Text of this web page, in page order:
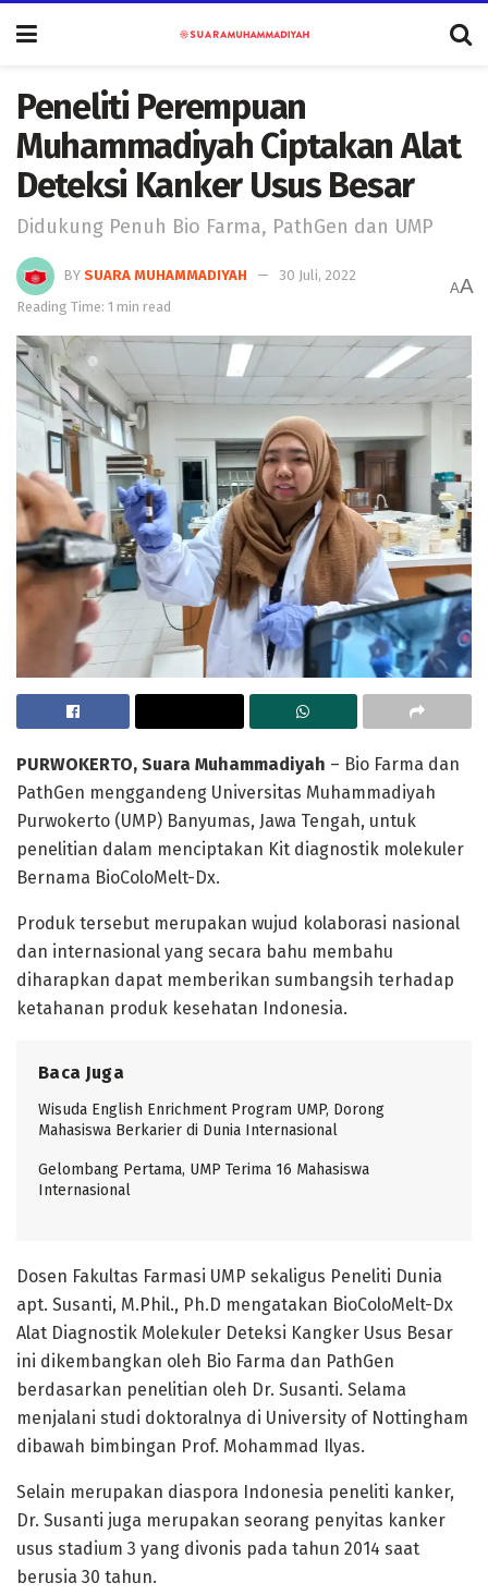
Peneliti Perempuan
Muhammadiyah Ciptakan Alat
Deteksi Kanker Usus Besar
Didukung Penuh Bio Farma, PathGen dan UMP
BY SUARA MUHAMMADIYAH
30 Juli, 2022
Reading Time: 1 min read
AA
PURWOKERTO, Suara Muhammadiyah – Bio Farma dan
PathGen menggandeng Universitas Muhammadiyah
Purwokerto (UMP) Banyumas, Jawa Tengah, untuk
penelitian dalam menciptakan Kit diagnostik molekuler
Bernama BioColoMelt-Dx.
Produk tersebut merupakan wujud kolaborasi nasional
dan internasional yang secara bahu membahu
diharapkan dapat memberikan sumbangsih terhadap
ketahanan produk kesehatan Indonesia.
Baca Juga
Wisuda English Enrichment Program UMP, Dorong
Mahasiswa Berkarier di Dunia Internasional
Gelombang Pertama, UMP Terima 16 Mahasiswa
Internasional
Dosen Fakultas Farmasi UMP sekaligus Peneliti Dunia
apt. Susanti, M.Phil., Ph.D mengatakan BioColoMelt-Dx
Alat Diagnostik Molekuler Deteksi Kangker Usus Besar
ini dikembangkan oleh Bio Farma dan PathGen
berdasarkan penelitian oleh Dr. Susanti. Selama
menjalani studi doktoralnya di University of Nottingham
dibawah bimbingan Prof. Mohammad Ilyas.
Selain merupakan diaspora Indonesia peneliti kanker,
Dr. Susanti juga merupakan seorang penyitas kanker
usus stadium 3 yang divonis pada tahun 2014 saat
berusia 30 tahun.